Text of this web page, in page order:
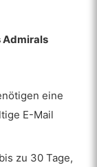
Admirals
eine
E-Mail
zu 30 Tage,